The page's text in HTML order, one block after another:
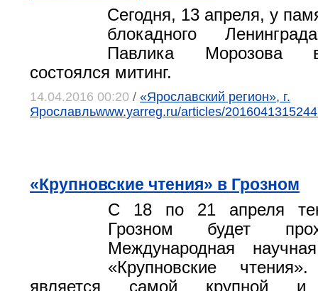
Cегодня, 13 апреля, у
блокадного
Павлика Морозова
состоялся митинг.
14.04.2016 00:20 / «Ярославский регион», г.
Ярославльwww.yarreg.ru/articles/
«Крупновские чтения» в Грозном
С 18 по 21 апреля
Грозном будет
Международная
«Крупновские
является самой крупной и